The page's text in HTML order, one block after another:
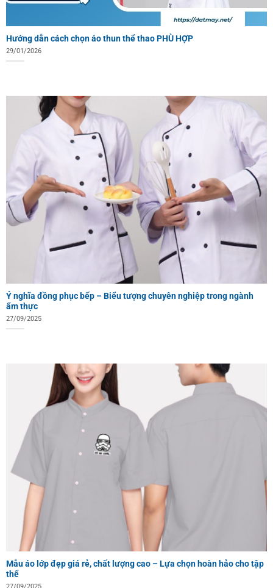
Hướng dẫn cách chọn áo thun thể thao PHÙ HỢP
29/01/2026
Ý nghĩa đồng phục bếp – Biểu tượng chuyên nghiệp trong ngành
ẩm thực
27/09/2025
Mẫu áo lớp đẹp giá rẻ, chất lượng cao – Lựa chọn hoàn hảo cho tập
thể